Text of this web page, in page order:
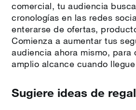
comercial, tu audiencia
cronologías en las redes
enterarse de ofertas,
Comienza a aumentar tus
audiencia ahora mismo, para
amplio alcance cuando
Sugiere ideas de